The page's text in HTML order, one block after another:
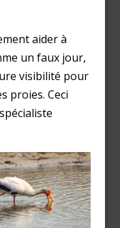
aider à
un faux jour,
visibilité pour
proies. Ceci